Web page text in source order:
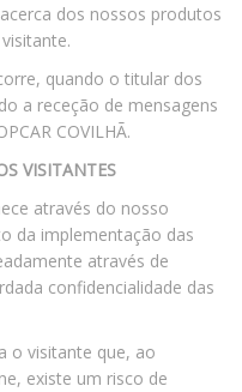
dos nossos produtos
quando o titular dos
a receção de mensagens
COVILHÃ.
VISITANTES
através do nosso
da implementação das
através de
confidencialidade das
o visitante que, ao
existe um risco de